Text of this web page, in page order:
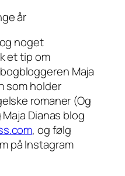
år
noget
et tip om
Maja
som holder
romaner (Og
Dianas blog
, og følg
på Instagram